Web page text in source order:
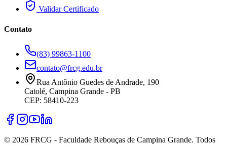
Validar Certificado
Contato
(83) 99863-1100
contato@frcg.edu.br
Rua Antônio Guedes de Andrade, 190
Catolé, Campina Grande - PB
CEP: 58410-223
© 2026 FRCG - Faculdade Rebouças de Campina Grande. Todos